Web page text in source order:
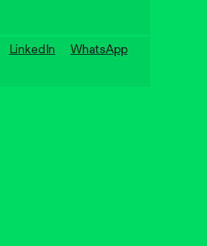
LinkedIn
WhatsApp